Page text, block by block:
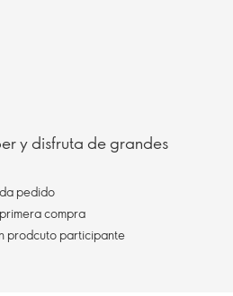
y disfruta de grandes
pedido
compra
prodcuto participante